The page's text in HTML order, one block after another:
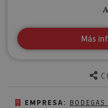
EMPRESA:
Más